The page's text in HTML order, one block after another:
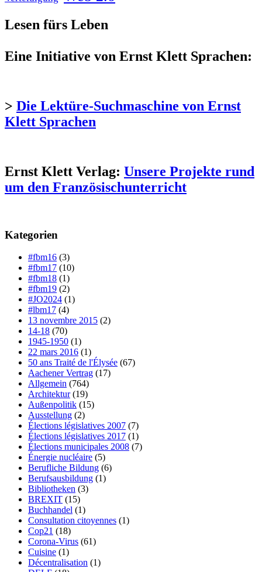
Lesen fürs Leben
Eine Initiative von Ernst Klett Sprachen:
> Die Lektüre-Suchmaschine von Ernst
Klett Sprachen
Ernst Klett Verlag: Unsere Projekte rund
um den Französischunterricht
Kategorien
#fbm16 (3)
#fbm17 (10)
#fbm18 (1)
#fbm19 (2)
#JO2024 (1)
#lbm17 (4)
13 novembre 2015 (2)
14-18 (70)
1945-1950 (1)
22 mars 2016 (1)
50 ans Traité de l'Élysée (67)
Aachener Vertrag (17)
Allgemein (764)
Architektur(19)
Außenpolitik (15)
Ausstellung (2)
Élections législatives 2007 (7)
Élections législatives 2017 (1)
Élections municipales 2008 (7)
Énergie nucléaire (5)
Berufliche Bildung (6)
Berufsausbildung (1)
Bibliotheken (3)
BREXIT (15)
Buchhandel (1)
Consultation citoyennes (1)
Cop21 (18)
Corona-Virus (61)
Cuisine (1)
Décentralisation (1)